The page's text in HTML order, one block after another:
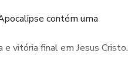
contém uma
e vitória final em Jesus Cristo.